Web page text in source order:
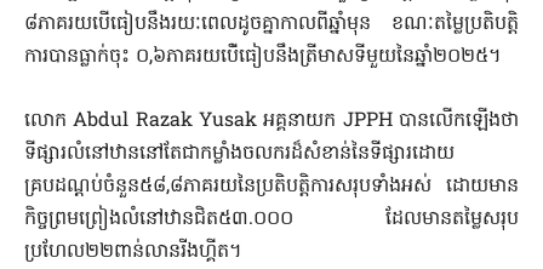
៨ភាគរយបើធៀបនឹងរយៈពេលដូចគ្នាកាលពីឆ្នាំមុន ខណៈតម្លៃប្រតិបត្តិ
ការបានធ្លាក់ចុះ ០,៦ភាគរយបើ់ធៀបនឹងត្រីមាសទីមួយនៃឆ្នាំ២០២៥។
លោក Abdul Razak Yusak អគ្គនាយក JPPH បានលើកឡើងថា
ទីផ្សារលំនៅឋាននៅតែជាកម្លាំងចលករដ៏សំខាន់នៃទីផ្សារដោយ
គ្របដណ្តប់ចំនួន៥៨,៨ភាគរយនៃប្រតិបត្តិការសរុបទាំងអស់ ដោយមាន
កិច្ចព្រមព្រៀងលំនៅឋានជិត៥៣.០០០ ដែលមានតម្លៃសរុប
ប្រហែល២២ពាន់លានរីងហ្គីត។